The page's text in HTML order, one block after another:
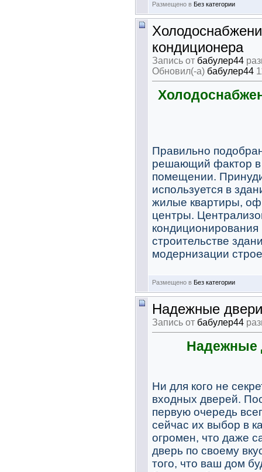
Размещено в Без категории
кондиционера
Запись от бабулер44
Обновил(-а) бабулер44
Правильно
решающий фактор в
помещении.
используется в
жилые квартиры,
центры.
строительстве
модернизации
Размещено в Без категории
Надежные
Запись от бабулер44
Надежные
Ни для кого не
входных дверей.
первую очередь
сейчас их выбор в
огромен, что даже
дверь по своему
того, что ваш дом